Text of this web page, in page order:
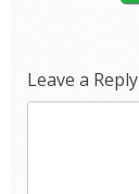
Leave a Reply